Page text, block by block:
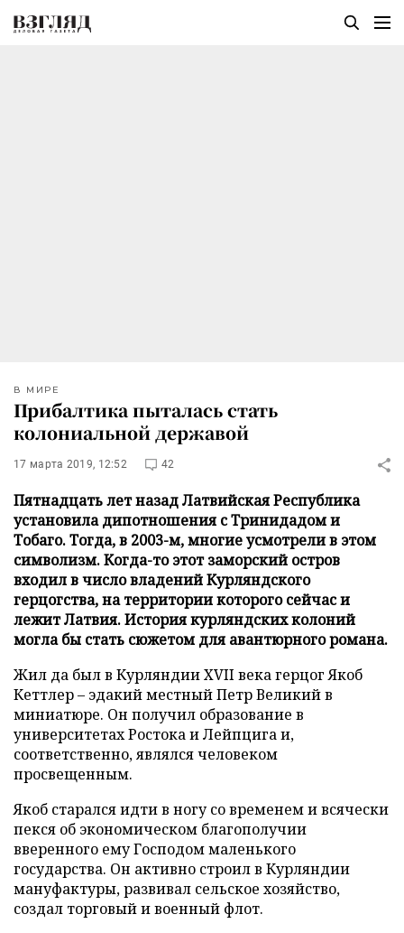
В МИРЕ
Прибалтика пыталась стать
колониальной державой
17 марта 2019, 12:52 42
Пятнадцать лет назад Латвийская Республика
установила дипотношения с Тринидадом и
Тобаго. Тогда, в 2003-м, многие усмотрели в этом
символизм. Когда-то этот заморский остров
входил в число владений Курляндского
герцогства, на территории которого сейчас и
лежит Латвия. История курляндских колоний
могла бы стать сюжетом для авантюрного романа.
Жил да был в Курляндии XVII века герцог Якоб
Кеттлер – эдакий местный Петр Великий в
миниатюре. Он получил образование в
университетах Ростока и Лейпцига и,
соответственно, являлся человеком
просвещенным.
Якоб старался идти в ногу со временем и всячески
пекся об экономическом благополучии
вверенного ему Господом маленького
государства. Он активно строил в Курляндии
мануфактуры, развивал сельское хозяйство,
создал торговый и военный флот.